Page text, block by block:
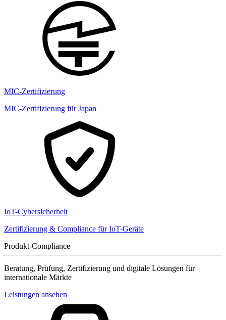
MIC-Zertifizierung
MIC-Zertifizierung für Japan
IoT-Cybersicherheit
Zertifizierung & Compliance für IoT-Geräte
Produkt-Compliance
Beratung, Prüfung, Zertifizierung und digitale Lösungen für
internationale Märkte
Leistungen ansehen